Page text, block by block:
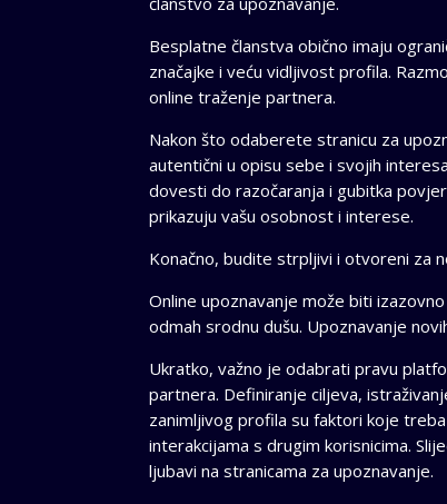
Besplatne članstva obično imaju
značajke i veću vidljivost profila.
online traženje partnera.
Nakon što odaberete stranicu za
autentični u opisu sebe i svojih
dovesti do razočaranja i gubitka
prikazuju vašu osobnost i interese.
Konačno, budite strpljivi i otvoreni za
Online upoznavanje može biti
odmah srodnu dušu. Upoznavanje
Ukratko, važno je odabrati pravu
partnera. Definiranje ciljeva,
zanimljivog profila su faktori koje
interakcijama s drugim korisnicima.
ljubavi na stranicama za upoznavanje.